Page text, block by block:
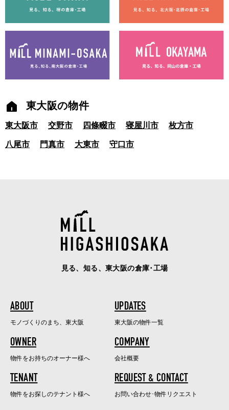
東大阪の物件
東大阪市 交野市 四條畷市 寝屋川市 枚方市
八尾市 門真市 大東市 守口市
見る、知る、東大阪の倉庫･工場
ABOUT
モノづくりのまち、東大阪
UPDATES
東大阪の物件一覧
OWNER
物件をお持ちのオーナー様へ
COMPANY
会社概要
TENANT
物件をお探しのテナント様へ
REQUEST & CONTACT
お問い合わせ･物件リクエスト